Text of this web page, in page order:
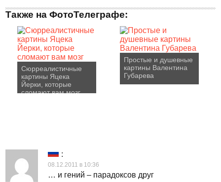
Также на ФотоТелеграфе:
Сюрреалистичные
картины Яцека
Йерки, которые
сломают вам мозг
Простые и душевные
картины Валентина
Губарева
:
08.12.2011 в 10:36
… и гений – парадоксов друг